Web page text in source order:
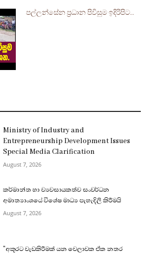
පල්ලන්සේන ප්‍රධාන පිවිසුම ඉදිරිපිට..
Ministry of Industry and
Entrepreneurship Development Issues
Special Media Clarification
August 7, 2026
කර්මාන්ත හා ව්‍යවසායකත්ව සංවර්ධන
අමාත්‍යාංශයේ විශේෂ මාධ්‍ය පැහැදිලි කිරීමයි
August 7, 2026
”අකුරට වැඩකිරීමක් යන වෙලාවක ඒක නතර